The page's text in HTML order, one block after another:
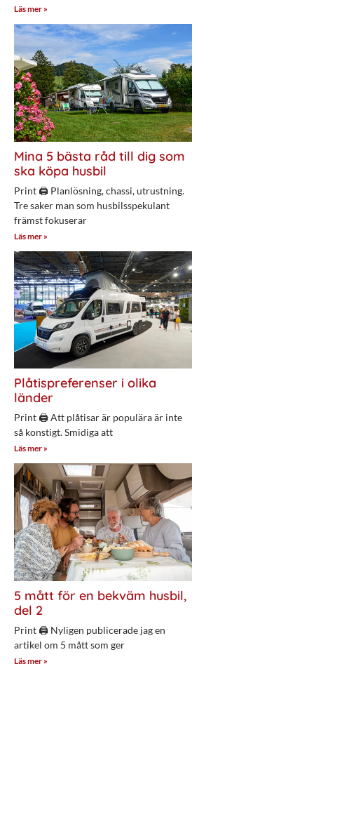
Läs mer »
Mina 5 bästa råd till dig som
ska köpa husbil
Print 🖨 Planlösning, chassi, utrustning.
Tre saker man som husbilsspekulant
främst fokuserar
Läs mer »
Plåtispreferenser i olika
länder
Print 🖨 Att plåtisar är populära är inte
så konstigt. Smidiga att
Läs mer »
5 mått för en bekväm husbil,
del 2
Print 🖨 Nyligen publicerade jag en
artikel om 5 mått som ger
Läs mer »